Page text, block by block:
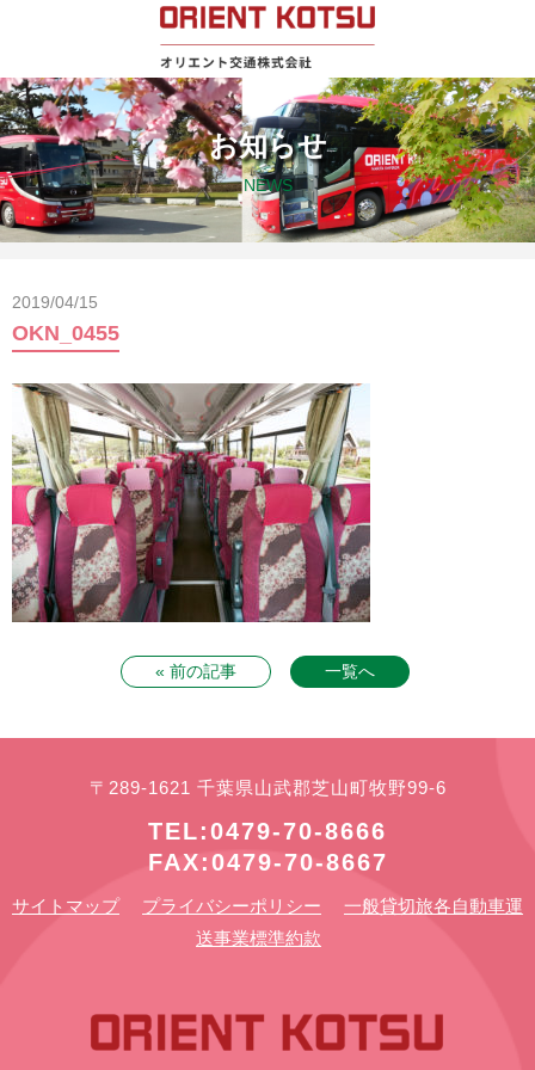
お知らせ
NEWS
2019/04/15
OKN_0455
« 前の記事 一覧へ
〒289-1621 千葉県山武郡芝山町牧野99-6
TEL:0479-70-8666
FAX:0479-70-8667
サイトマップ プライバシーポリシー
一般貸切旅各自動車運
送事業標準約款